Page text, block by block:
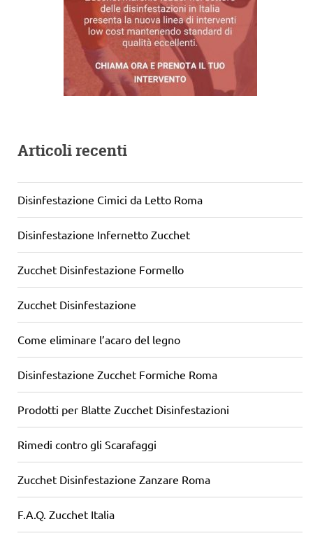
Articoli recenti
Disinfestazione Cimici da Letto Roma
Disinfestazione Infernetto Zucchet
Zucchet Disinfestazione Formello
Zucchet Disinfestazione
Come eliminare l’acaro del legno
Disinfestazione Zucchet Formiche Roma
Prodotti per Blatte Zucchet Disinfestazioni
Rimedi contro gli Scarafaggi
Zucchet Disinfestazione Zanzare Roma
F.A.Q. Zucchet Italia